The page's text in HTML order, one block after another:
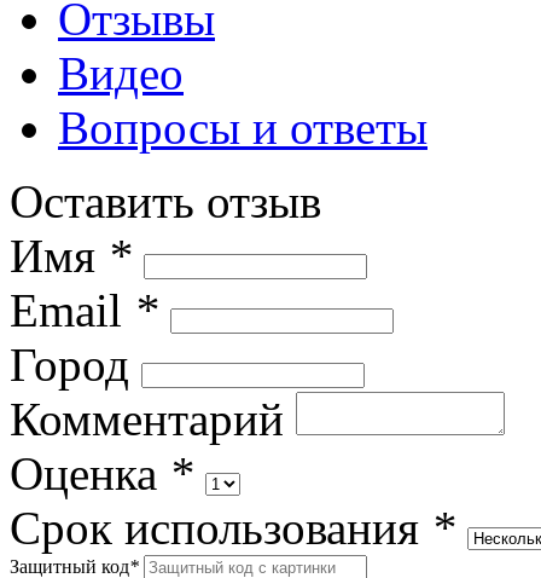
Отзывы
Видео
Вопросы и ответы
Оставить отзыв
Имя *
Email *
Город
Комментарий
Оценка *
Срок использования *
Защитный код*